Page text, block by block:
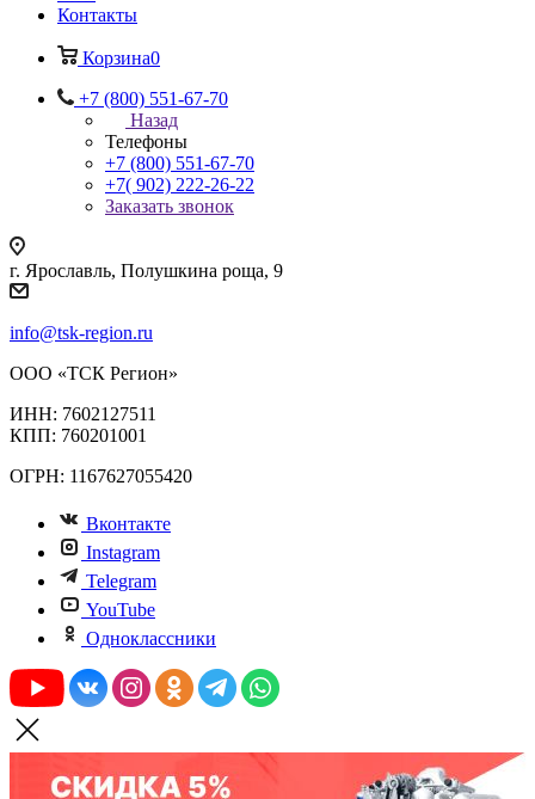
Контакты
Корзина0
+7 (800) 551-67-70
Назад
Телефоны
+7 (800) 551-67-70
+7( 902) 222-26-22
Заказать звонок
г. Ярославль, Полушкина роща, 9
info@tsk-region.ru
ООО «ТСК Регион»
ИНН: 7602127511
КПП: 760201001
ОГРН: 1167627055420
Вконтакте
Instagram
Telegram
YouTube
Одноклассники